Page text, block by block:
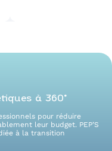
à 360°
pour réduire
leur budget. PEP’S
à la transition